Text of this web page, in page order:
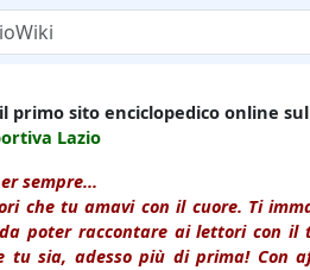
primo sito enciclopedico online
Lazio
sempre...
che tu amavi con il cuore. Ti
poter raccontare ai lettori con il
tu sia, adesso più di prima! Con